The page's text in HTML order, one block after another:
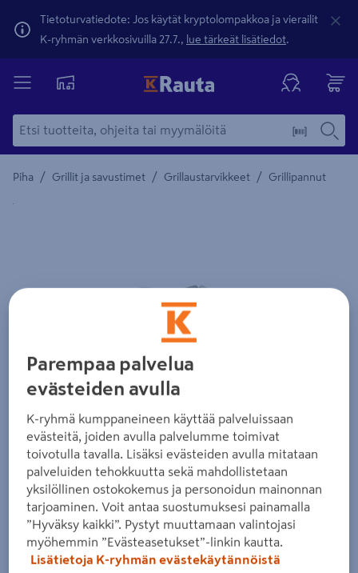
Tietoturvatiedote: Jos käytät kryptolompakkoa ja vierailit
K-ryhmän verkkosivuilla 27.7., lue tärkeät lisätiedot.
Piha / Grillit ja savustimet / Grillaustarvikkeet / Grillipannut
Yksityiskohtainen kuvaus löytyy Tuotteen kuvaus -
Parempaa palvelua
evästeiden avulla
K-ryhmä kumppaneineen käyttää palveluissaan
evästeitä, joiden avulla palvelumme toimivat
toivotulla tavalla. Lisäksi evästeiden avulla mitataan
palveluiden tehokkuutta sekä mahdollistetaan
yksilöllinen ostokokemus ja personoidun mainonnan
tarjoaminen. Voit antaa suostumuksesi painamalla
”Hyväksy kaikki”. Pystyt muuttamaan valintojasi
myöhemmin ”Evästeasetukset”-linkin kautta.
Lisätietoja K-ryhmän evästekäytännöistä